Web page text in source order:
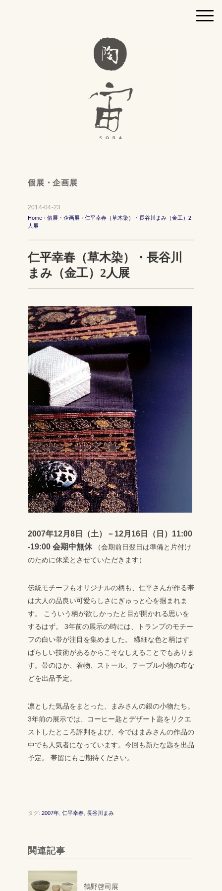
個展・企画展
2014-04-23
Home › 個展・企画展 › 仁平幸春（草木染）・長谷川まみ（金工）2
人展
仁平幸春（草木染）・長谷川
まみ（金工）2人展
2007年12月8日（土）－12月16日（日）11:00
-19:00 会期中無休（会期前日翌日は準備と片付け
のために休業とさせていただきます）
伝統モチーフもオリジナルの柄も、仁平さんが作る帯
は大人の品良い可愛らしさにぎゅっと心を掴まれま
す。
こういう柄が欲しかったと目が開かれる思いを
するはず。
3年前の展示の時には、トランプのモチー
フの白い帯が注目を集めました。
繊細な色と柄はす
ばらしい技術があるからこそなしえることでもありま
す。帯のほか、着物、ストール、テーブル小物の布な
どを出品予定。
凛とした気品をまとった、まみさんの銀の小物たち。
3年前の展示では、コーヒー匙とデザート匙をリクエ
ストしたところ評判をよび、今ではまみさんの作品の
中でも人気者になっています。今回も新たな匙を出品
予定。
帯留にもご期待ください。
タグ: 2007年 仁平幸春 長谷川まみ
関連記事
鶴野啓司展